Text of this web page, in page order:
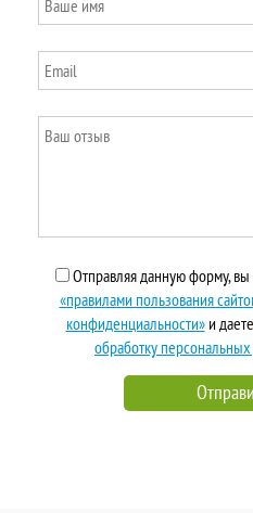
Отправляя данную форму, вы
«правилами пользования
конфиденциальности»и даете
обработку